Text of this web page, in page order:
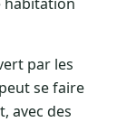
par les
se faire
avec des